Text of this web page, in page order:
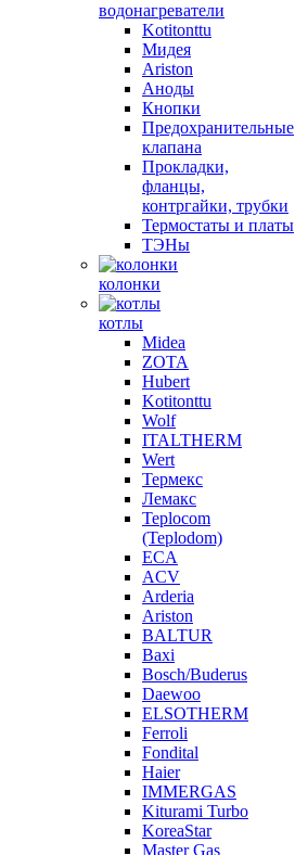
водонагреватели
Kotitonttu
Мидея
Ariston
Аноды
Кнопки
Предохранительные
клапана
Прокладки,
фланцы,
контргайки, трубки
Термостаты и платы
ТЭНы
колонки
котлы
Midea
ZOTA
Hubert
Kotitonttu
Wolf
ITALTHERM
Wert
Термекс
Лемакс
Teplocom
(Teplodom)
ECA
ACV
Arderia
Ariston
BALTUR
Baxi
Bosch/Buderus
Daewoo
ELSOTHERM
Ferroli
Fondital
Haier
IMMERGAS
Kiturami Turbo
KoreaStar
Master Gas